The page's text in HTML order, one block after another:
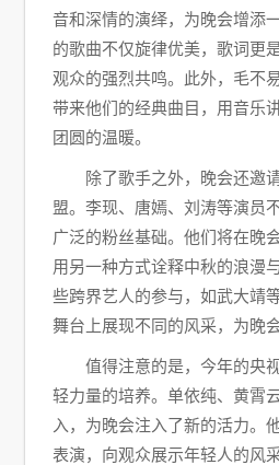
音和深情的演绎，为晚会增添
的歌曲不仅旋律优美，歌词更
观众的强烈共鸣。此外，毛不
带来他们的经典曲目，用音乐
团圆的温暖。
除了歌手之外，晚会还邀
盟。李现、唐嫣、刘涛等演员
广泛的粉丝基础。他们将在晚
用另一种方式诠释中秋的浪漫
些跨界艺人的参与，如武大靖
舞台上展现不同的风采，为晚
值得注意的是，今年的央
轻力量的培养。单依纯、黄霄
入，为晚会注入了新的活力。
表演，向观众展示年轻人的风